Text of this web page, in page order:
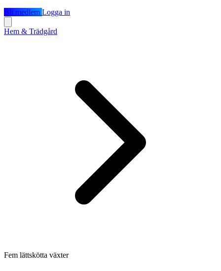
Bli medlem Logga in
Hem & Trädgård
Fem lättskötta växter